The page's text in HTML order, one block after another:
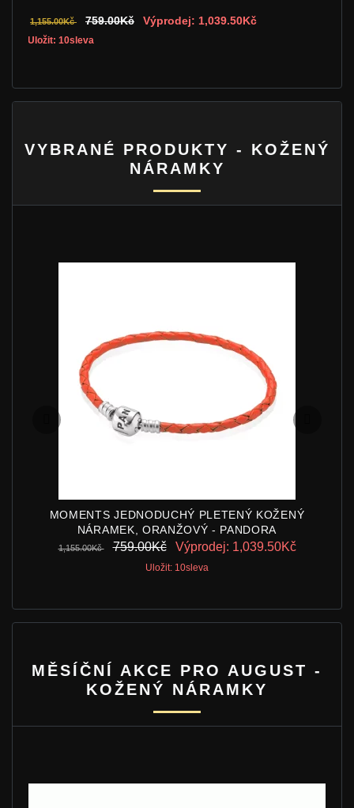
1,155.00Kč 759.00Kč Výprodej: 1,039.50Kč
Uložit: 10sleva
VYBRANÉ PRODUKTY - KOŽENÝ
NÁRAMKY
MOMENTS JEDNODUCHÝ PLETENÝ KOŽENÝ
NÁRAMEK, ORANŽOVÝ - PANDORA
1,155.00Kč 759.00Kč Výprodej: 1,039.50Kč
Uložit: 10sleva
MĚSÍČNÍ AKCE PRO AUGUST -
KOŽENÝ NÁRAMKY